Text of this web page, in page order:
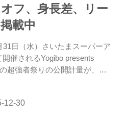
・ミックス（65.95kg） 選手名
フ、身長差、リー
載中
31日（水）さいたまスーパーア
開催されるYogibo presents
超強者祭りの公開計量が、東
冬祭り2025」にて行われ
はマスコミ、そして公開計量観